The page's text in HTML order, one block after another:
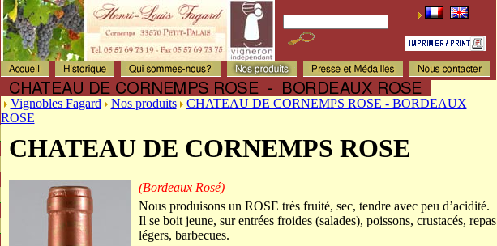
Vignobles Fagard Nos produits
CHATEAU DE CORNEMPS ROSE - BORDEAUX
ROSE
CHATEAU DE CORNEMPS ROSE
(Bordeaux Rosé)
Nous produisons un ROSE très fruité, sec, tendre avec peu d’acidité.
Il se boit jeune, sur entrées froides (salades), poissons, crustacés, repas
légers, barbecues.